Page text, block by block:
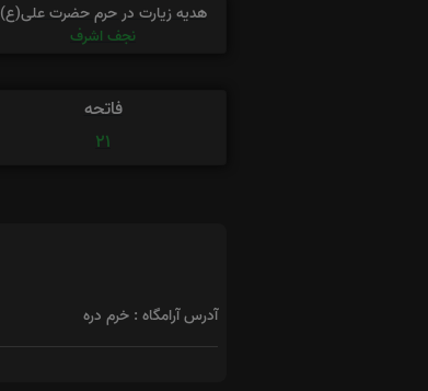
هدیه زیارت در حرم حضرت علی(ع)
نجف اشرف
فاتحه
21
آدرس آرامگاه : خرم دره